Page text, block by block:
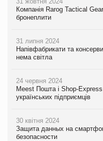
Компанія Rarog Tactical
бронеплити
31 липня 2024
Напівфабрикати та
нема світла
24 червня 2024
Meest Пошта і Shop-
українських підприємців
30 квітня 2024
Защита данных на
безопасности